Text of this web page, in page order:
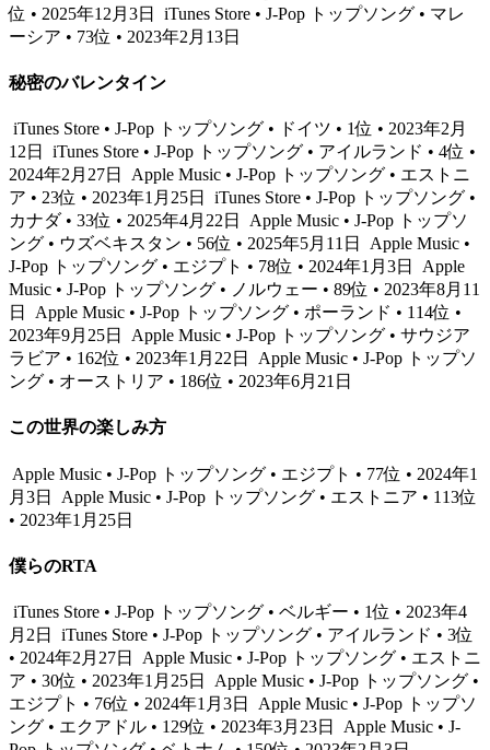
位 • 2025年12月3日
iTunes Store • J-Pop トップソング • マレ
ーシア • 73位 • 2023年2月13日
秘密のバレンタイン
iTunes Store • J-Pop トップソング • ドイツ • 1位 • 2023年2月
12日
iTunes Store • J-Pop トップソング • アイルランド • 4位 •
2024年2月27日
Apple Music • J-Pop トップソング • エストニ
ア • 23位 • 2023年1月25日
iTunes Store • J-Pop トップソング •
カナダ • 33位 • 2025年4月22日
Apple Music • J-Pop トップソ
ング • ウズベキスタン • 56位 • 2025年5月11日
Apple Music •
J-Pop トップソング • エジプト • 78位 • 2024年1月3日
Apple
Music • J-Pop トップソング • ノルウェー • 89位 • 2023年8月11
日
Apple Music • J-Pop トップソング • ポーランド • 114位 •
2023年9月25日
Apple Music • J-Pop トップソング • サウジア
ラビア • 162位 • 2023年1月22日
Apple Music • J-Pop トップソ
ング • オーストリア • 186位 • 2023年6月21日
この世界の楽しみ方
Apple Music • J-Pop トップソング • エジプト • 77位 • 2024年1
月3日
Apple Music • J-Pop トップソング • エストニア • 113位
• 2023年1月25日
僕らのRTA
iTunes Store • J-Pop トップソング • ベルギー • 1位 • 2023年4
月2日
iTunes Store • J-Pop トップソング • アイルランド • 3位
• 2024年2月27日
Apple Music • J-Pop トップソング • エストニ
ア • 30位 • 2023年1月25日
Apple Music • J-Pop トップソング •
エジプト • 76位 • 2024年1月3日
Apple Music • J-Pop トップソ
ング • エクアドル • 129位 • 2023年3月23日
Apple Music • J-